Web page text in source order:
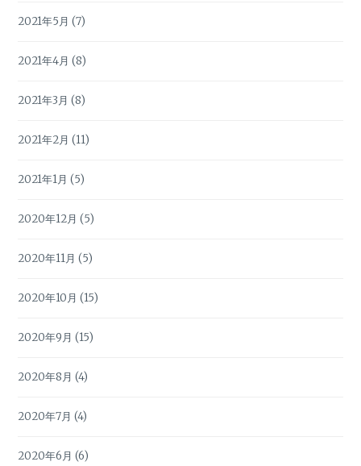
2021年5月 (7)
2021年4月 (8)
2021年3月 (8)
2021年2月 (11)
2021年1月 (5)
2020年12月 (5)
2020年11月 (5)
2020年10月 (15)
2020年9月 (15)
2020年8月 (4)
2020年7月 (4)
2020年6月 (6)